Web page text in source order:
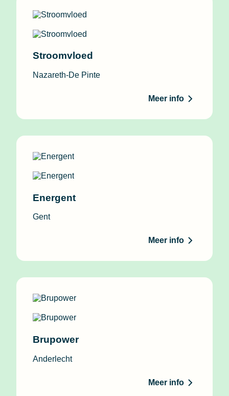
Stroomvloed
Nazareth-De Pinte
Meer info
Energent
Gent
Meer info
Brupower
Anderlecht
Meer info